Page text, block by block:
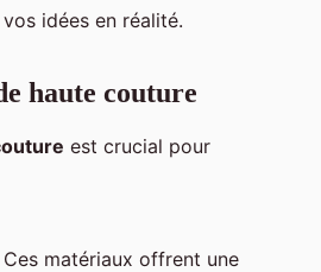
idées en réalité.
haute couture
est crucial pour
matériaux offrent une